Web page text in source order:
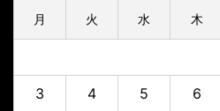
月 火 水 木
3 4 5 6